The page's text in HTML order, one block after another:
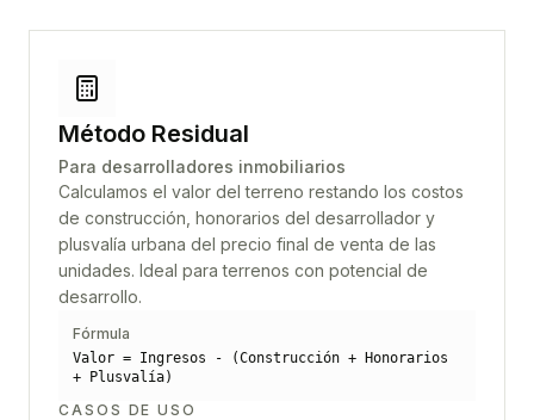
Método Residual
Para desarrolladores inmobiliarios
Calculamos el valor del terreno restando los costos
de construcción, honorarios del desarrollador y
plusvalía urbana del precio final de venta de las
unidades. Ideal para terrenos con potencial de
desarrollo.
Fórmula
Valor = Ingresos - (Construcción + Honorarios
+ Plusvalía)
CASOS DE USO